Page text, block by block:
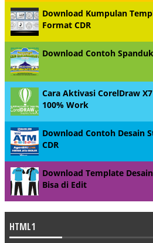
Download Kumpulan
Format CDR
Download Contoh
Cara Aktivasi CorelDraw
100% Work
Download Contoh Desain
CDR
Download Template
Bisa di Edit
HTML1